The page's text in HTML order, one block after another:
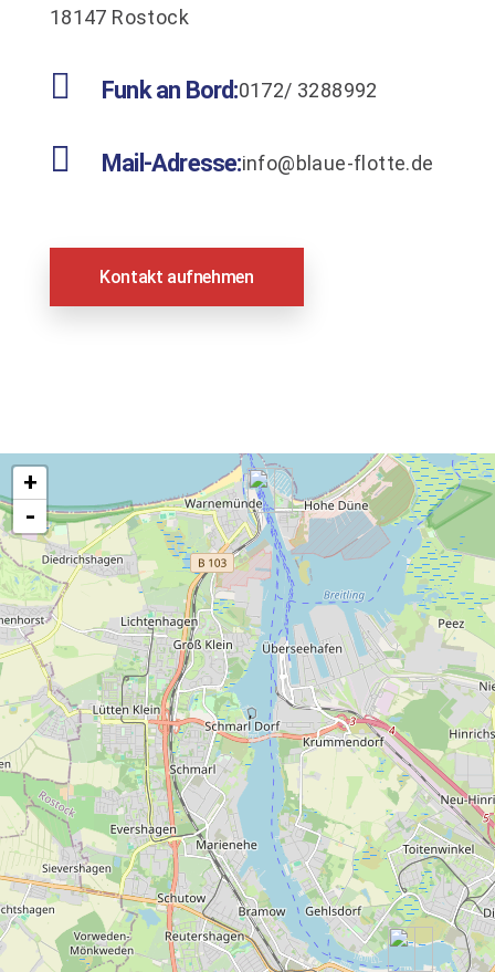
18147 Rostock
 Funk an Bord:0172/ 3288992
 Mail-Adresse:info@blaue-flotte.de
Kontakt aufnehmen
+
-